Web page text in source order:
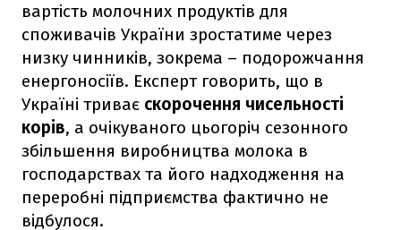
вартість молочних продуктів для
споживачів України зростатиме через
низку чинників, зокрема – подорожчання
енергоносіїв. Експерт говорить, що в
Україні триває скорочення чисельності
корів, а очікуваного цьогоріч сезонного
збільшення виробництва молока в
господарствах та його надходження на
переробні підприємства фактично не
відбулося.